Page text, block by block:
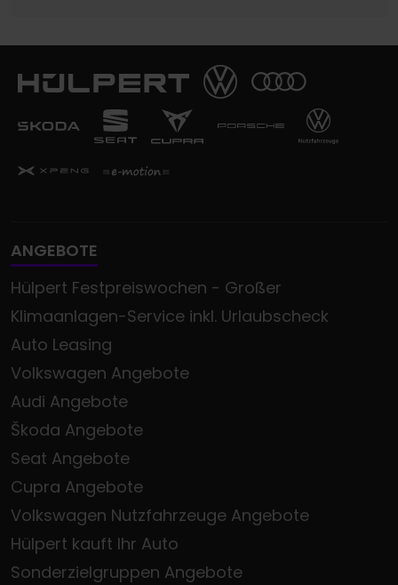
ANGEBOTE
Hülpert Festpreiswochen - Großer
Klimaanlagen-Service inkl. Urlaubscheck
Auto Leasing
Volkswagen Angebote
Audi Angebote
Škoda Angebote
Seat Angebote
Cupra Angebote
Volkswagen Nutzfahrzeuge Angebote
Hülpert kauft Ihr Auto
Sonderzielgruppen Angebote